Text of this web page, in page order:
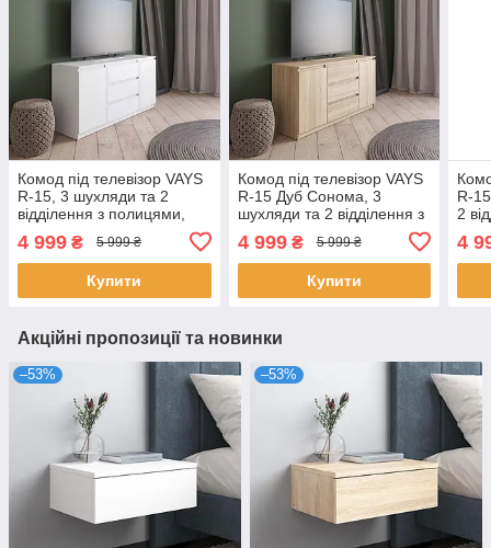
Комод під телевізор VAYS
R-15, 3 шухляди та 2
відділення з полицями,
140×40×75 см - для
спальні, вітальні
4 999 ₴ 5 999 ₴
Купити
Комод під телевізор VAYS
R-15 Дуб Сонома, 3
шухляди та 2 відділення з
ЛДСП, 140×40×75 см - для
спальні,
4 999₴ 5 999 ₴
Купити
R-
2
4
Акційні пропозиції та новинки
–53% –53%